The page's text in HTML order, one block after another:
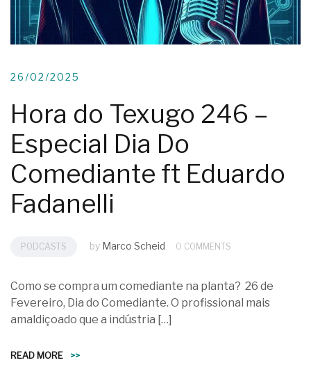
26/02/2025
Hora do Texugo 246 –
Especial Dia Do
Comediante ft Eduardo
Fadanelli
PODCASTS by Marco Scheid 0 COMMENTS
Como se compra um comediante na planta? 26 de
Fevereiro, Dia do Comediante. O profissional mais
amaldiçoado que a indústria […]
READ MORE >>